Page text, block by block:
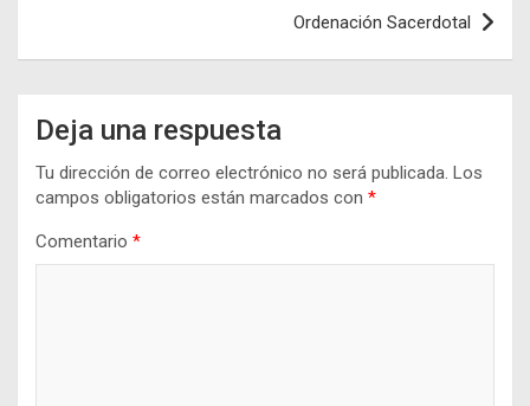
Ordenación Sacerdotal
Deja una respuesta
Tu dirección de correo electrónico no será publicada. Los
campos obligatorios están marcados con *
Comentario *